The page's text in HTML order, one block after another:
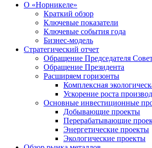
О «Норникеле»
Краткий обзор
Ключевые показатели
Ключевые события года
Бизнес-модель
Стратегический отчет
Обращение Председателя
Обращение Президента
Расширяем горизонты
Комплексная
Ускорение роста
Основные инвестиционные
Добывающие проекты
Перерабатывающие
Энергетические проекты
Экологические проекты